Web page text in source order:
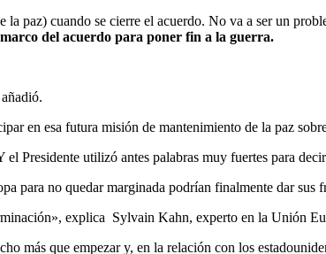
paz) cuando se cierre el acuerdo. No va a ser un
del acuerdo para poner fin a la guerra.
en esa futura misión de mantenimiento de la paz
Presidente utilizó antes palabras muy fuertes para
para no quedar marginada podrían finalmente dar sus
explica Sylvain Kahn, experto en la Unión
más que empezar y, en la relación con los